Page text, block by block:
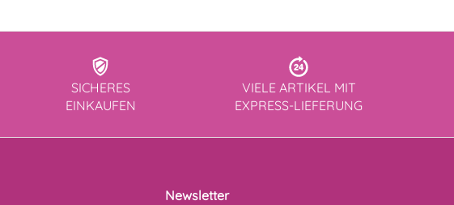
SICHERES
EINKAUFEN
VIELE ARTIKEL MIT
EXPRESS-LIEFERUNG
Newsletter